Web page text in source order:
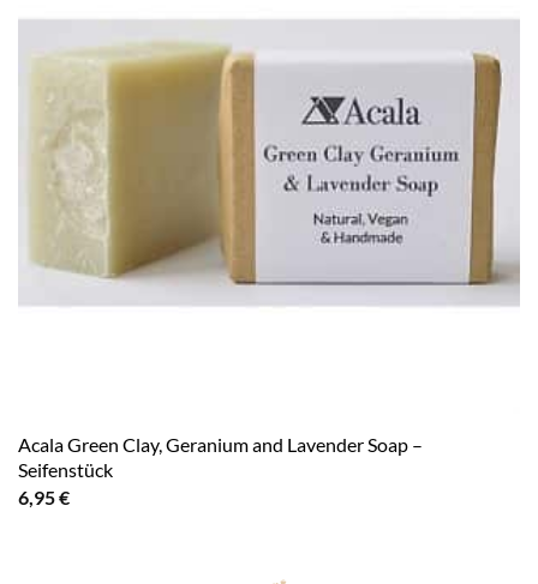
Acala Green Clay, Geranium and Lavender Soap –
Seifenstück
6,95€